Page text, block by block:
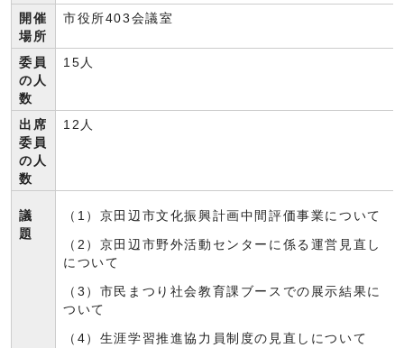
開催
場所
市役所403会議室
委員
の人
数
15人
出席
委員
の人
数
12人
議
題
（1）京田辺市文化振興計画中間評価事業について
（2）京田辺市野外活動センターに係る運営見直し
について
（3）市民まつり社会教育課ブースでの展示結果に
ついて
（4）生涯学習推進協力員制度の見直しについて